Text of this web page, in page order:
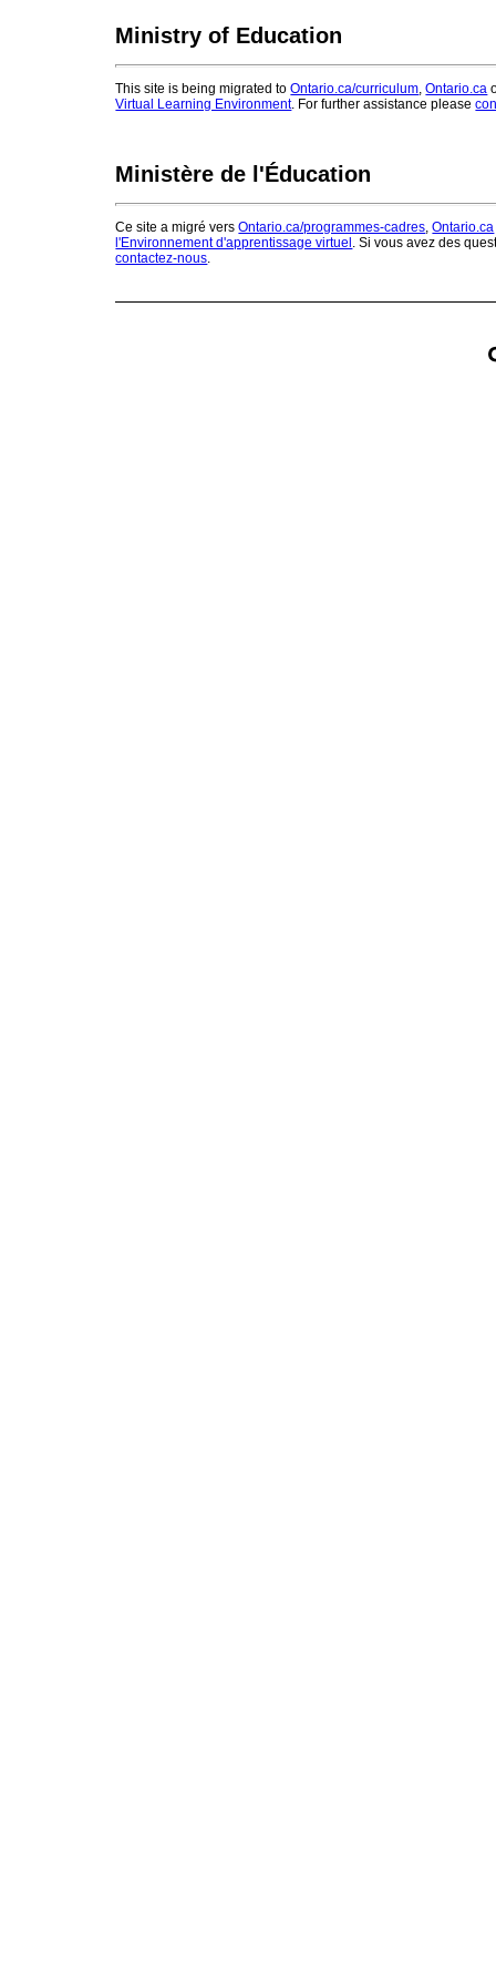
Ministry of Education
This site is being migrated toOntario.ca/curriculum ,Ontario.ca
Virtual Learning Environment. For further assistance please
Ministère de l'Éducation
Ce site a migré versOntario.ca/programmes-cadres ,Ontario.ca
l'Environnement d'apprentissage virtuel . Si vous avez des
contactez-nous